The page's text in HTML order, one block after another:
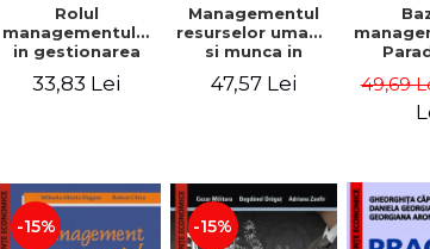
Rolul
managementului
in gestionarea
eficienta a
activitatii firmei -
Dogaru,
Valentina Zaharia
33,83 Lei
Managementul
resurselor umane
si munca in
47,57 Lei 49,69
-15% -15%